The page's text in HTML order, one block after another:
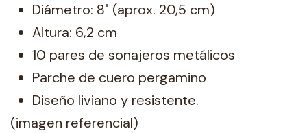
Diámetro: 8" (aprox. 20,5 cm)
Altura: 6,2 cm
10 pares de sonajeros metálicos
Parche de cuero pergamino
Diseño liviano y resistente.
(imagen referencial)